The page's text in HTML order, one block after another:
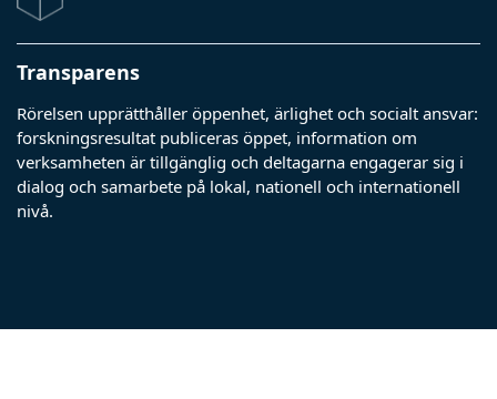
Transparens
Rörelsen upprätthåller öppenhet, ärlighet och socialt ansvar:
forskningsresultat publiceras öppet, information om
verksamheten är tillgänglig och deltagarna engagerar sig i
dialog och samarbete på lokal, nationell och internationell
nivå.